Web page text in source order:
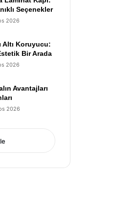
Seçenekler
2026
Altı Koruyucu:
Bir Arada
2026
Avantajları
2026